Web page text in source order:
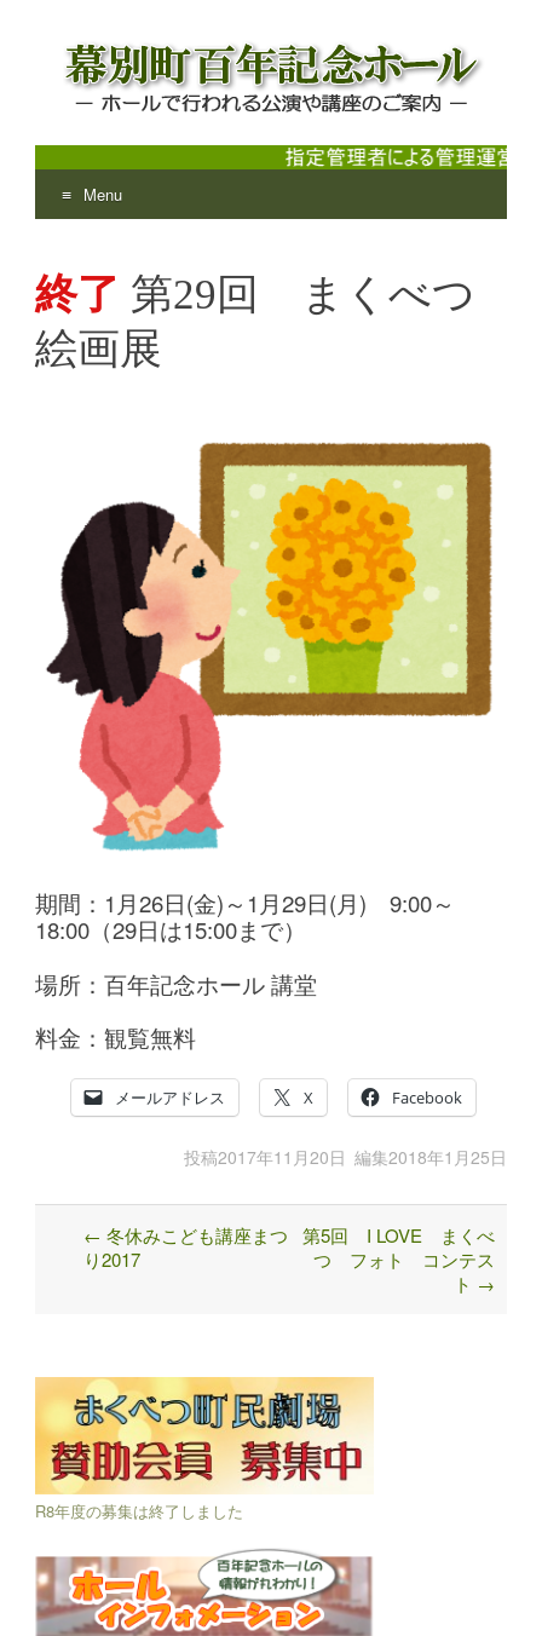
幕別町百年記念ホール
ホールで行われる公演や講座のご案内
Menu
content
終了 第29回 まくべつ
絵画展
期間：1月26日(金)～1月29日(月) 9:00～
18:00（29日は15:00まで）
場所：百年記念ホール 講堂
料金：観覧無料
メールアドレス X Facebook
投稿2017年11月20日 編集2018年1月25日
Post
navigation
← 冬休みこども講座まつ
り2017
第5回 I LOVE まくべ
つ フォト コンテス
ト →
R8年度の募集は終了しました